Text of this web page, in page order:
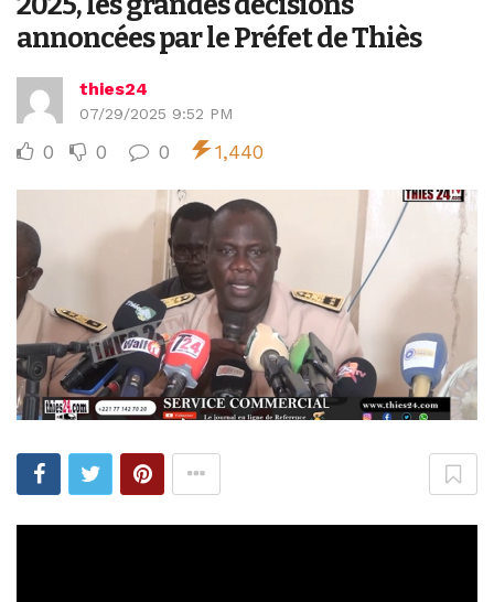
annoncées par le Préfet de Thiès
thies24
07/29/2025 9:52 PM
0 0 0 1,440